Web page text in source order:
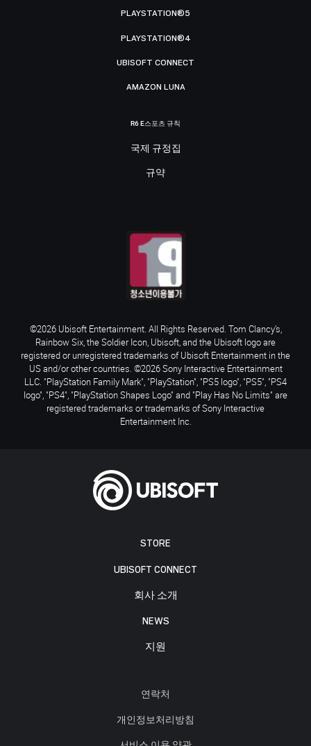
STORE
UBISOFT CONNECT
회사 소개
NEWS
지원
연락처
개인정보처리방침
PLAYSTATION®5
PLAYSTATION®4
UBISOFT CONNECT
AMAZON LUNA
R6 E스포츠 규칙
국제 규정집
규약
©2026 Ubisoft Entertainment. All Rights Reserved. Tom Clancy’s,
Rainbow Six, the Soldier Icon, Ubisoft, and the Ubisoft logo are
registered or unregistered trademarks of Ubisoft Entertainment in the
US and/or other countries. ©2026 Sony Interactive Entertainment
LLC. "PlayStation Family Mark", "PlayStation", "PS5 logo", "PS5", "PS4
logo", "PS4", "PlayStation Shapes Logo" and "Play Has No Limits" are
registered trademarks or trademarks of Sony Interactive
Entertainment Inc.